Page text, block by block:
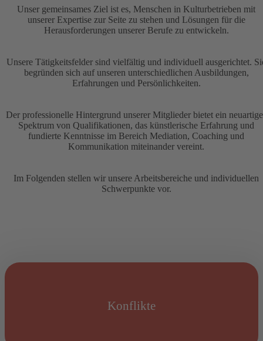
Unser gemeinsames Ziel ist es, Menschen in Kulturbetrieben mit
unserer Expertise zur Seite zu stehen und Lösungen für die
Herausforderungen unserer Berufe zu entwickeln.
Unsere Tätigkeitsfelder sind vielfältig und individuell ausgerichtet.
begründen sich auf unseren unterschiedlichen Ausbildungen,
Erfahrungen und Persönlichkeiten.
Der professionelle Hintergrund unserer Mitglieder bietet ein
Spektrum von Qualifikationen, das künstlerische Erfahrung und
fundierte Kenntnisse im Bereich Mediation, Coaching und
Kommunikation miteinander vereint.
Im Folgenden stellen wir unsere Arbeitsbereiche und individuellen
Schwerpunkte vor.
Konflikte